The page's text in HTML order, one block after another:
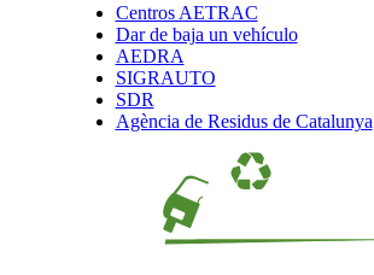
Centros AETRAC
Dar de baja un vehículo
AEDRA
SIGRAUTO
SDR
Agència de Residus de Catalunya